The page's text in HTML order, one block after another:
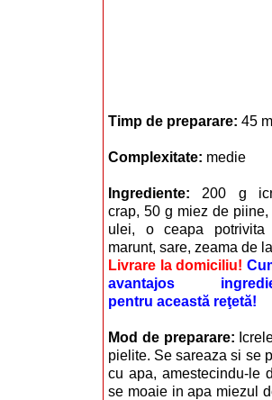
Timp de preparare: 45
Complexitate: medie
Ingrediente: 200 g
crap, 50 g miez de piine,
ulei, o ceapa potrivita
marunt, sare, zeama de
Livrare la domiciliu!
avantajos
pentru această reţetă!
Mod de preparare:
pielite. Se sareaza si se
cu apa, amestecindu-le
se moaie in apa miezul